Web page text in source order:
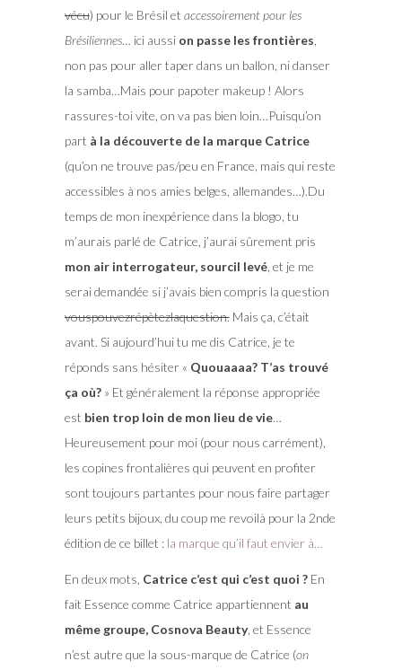
vécu) pour le Brésil et accessoirement pour les
Brésiliennes… ici aussi on passe les frontières
non pas pour aller taper dans un ballon, ni danser
la samba…Mais pour papoter makeup ! Alors
rassures-toi vite, on va pas bien loin…Puisqu’on
part à la découverte de la marque Catrice
(qu’on ne trouve pas/peu en France, mais qui reste
accessibles à nos amies belges, allemandes…).Du
temps de mon inexpérience dans la blogo, tu
m’aurais parlé de Catrice, j’aurai sûrement pris
mon air interrogateur, sourcil levé, et je me
serai demandée si j’avais bien compris la question
vouspouvezrépètezlaquestion.Mais ça, c’était
avant. Si aujourd’hui tu me dis Catrice, je te
réponds sans hésiter « Quouaaaa? T’as trouvé
ça où?» Et généralement la réponse appropriée
est bien trop loin de mon lieu de vie…
Heureusement pour moi (pour nous carrément),
les copines frontalières qui peuvent en profiter
sont toujours partantes pour nous faire partager
leurs petits bijoux, du coup me revoilà pour la 2nde
édition de ce billet : la marque qu’il faut envier à…
En deux mots, Catrice c’est qui c’est quoi ?En
fait Essence comme Catrice appartiennent au
même groupe, Cosnova Beauty, et Essence
n’est autre que la sous-marque de Catrice (on